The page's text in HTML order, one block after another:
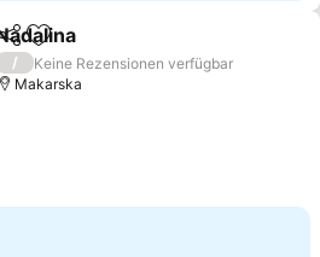
Zu Favoriten hinzufügen
/
Keine Rezensionen verfügbar
Makarska